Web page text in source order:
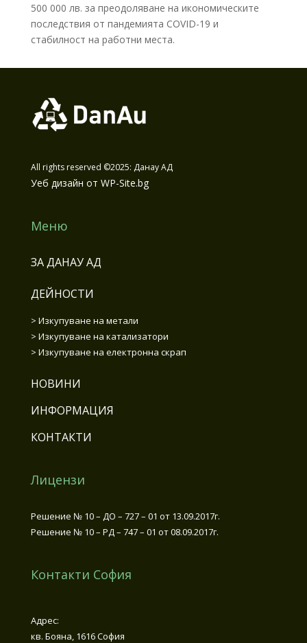
500 000 лв. за преодоляване на икономическите
последствия от пандемията COVID-19 и
стабилност на работни места.
All rights reserved ©2025: Данау АД
Уеб дизайн от WP-Site.bg
Меню
ЗА ДАНАУ АД
ДЕЙНОСТИ
> Изкупуване на метали
> Изкупуване на катализатори
> Изкупуване на електронна скрап
НОВИНИ
ИНФОРМАЦИЯ
КОНТАКТИ
Лицензи
Решение № 10 – ДО – 727 – 01 от 13.09.2017г.
Решение № 10 – РД – 747 – 01 от 08.09.2017г.
Контакти София
Адрес:
кв. Бояна, 1616 София